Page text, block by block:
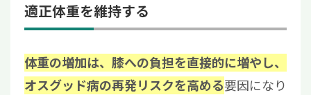
適正体重を維持する
体重の増加は、膝への負担を直接的に増やし、
オスグッド病の再発リスクを高める要因になり